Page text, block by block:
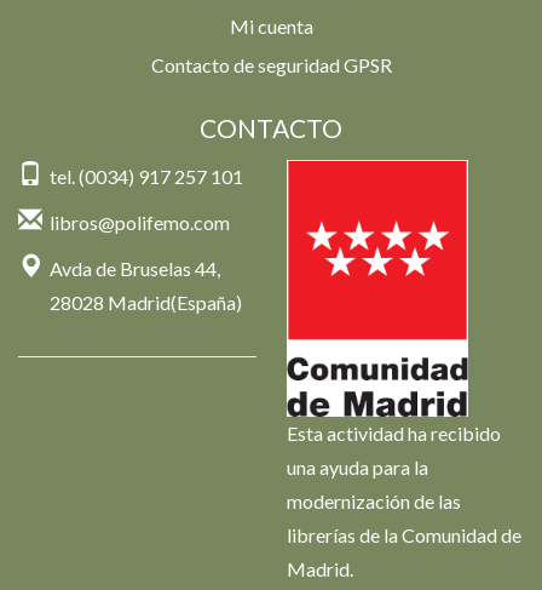
Mi cuenta
Contacto de seguridad GPSR
CONTACTO
tel. (0034) 917 257 101
libros@polifemo.com
Avda de Bruselas 44,
28028 Madrid(España)
Esta actividad ha recibido
una ayuda para la
modernización de las
librerías de la Comunidad de
Madrid.